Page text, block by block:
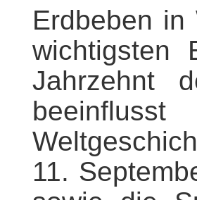
Erdbeben
wichtigsten
Jahrzehnt
11.